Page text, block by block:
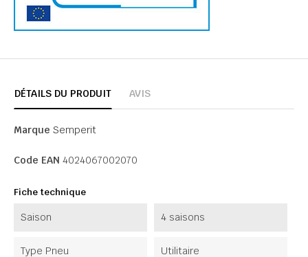
DÉTAILS DU PRODUIT AVIS
Marque Semperit
Code EAN 4024067002070
Fiche technique
Saison 4 saisons
Type Pneu Utilitaire